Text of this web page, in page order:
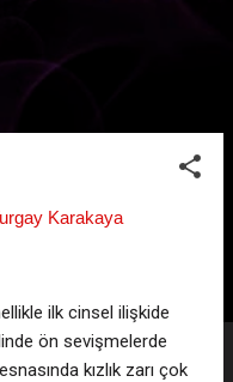
Karakaya
ilk cinsel ilişkide
ön sevişmelerde
kızlık zarı çok